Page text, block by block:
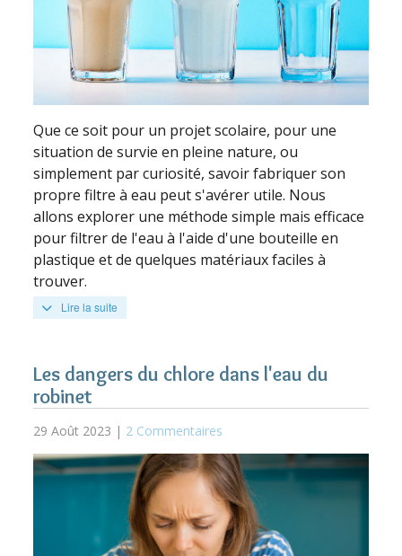
Que ce soit pour un projet scolaire, pour une
situation de survie en pleine nature, ou
simplement par curiosité, savoir fabriquer son
propre filtre à eau peut s'avérer utile. Nous
allons explorer une méthode simple mais efficace
pour filtrer de l'eau à l'aide d'une bouteille en
plastique et de quelques matériaux faciles à
trouver.
Lire la suite
Les dangers du chlore dans l'eau du
robinet
29 Août 2023 | 2 Commentaires